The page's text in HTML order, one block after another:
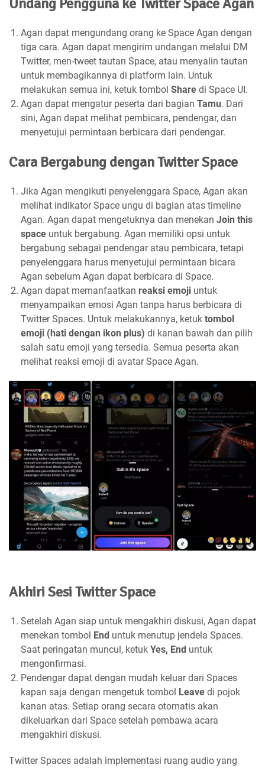
Agan dapat mengundang orang ke Space Agan dengan
tiga cara. Agan dapat mengirim undangan melalui DM
Twitter, men-tweet tautan Space, atau menyalin tautan
untuk membagikannya di platform lain. Untuk
melakukan semua ini, ketuk tombol Share di Space UI.
Agan dapat mengatur peserta dari bagian Tamu. Dari
sini, Agan dapat melihat pembicara, pendengar, dan
menyetujui permintaan berbicara dari pendengar.
Cara Bergabung dengan Twitter Space
Jika Agan mengikuti penyelenggara Space, Agan akan
melihat indikator Space ungu di bagian atas timeline
Agan. Agan dapat mengetuknya dan menekan Join this
space untuk bergabung. Agan memiliki opsi untuk
bergabung sebagai pendengar atau pembicara, tetapi
penyelenggara harus menyetujui permintaan bicara
Agan sebelum Agan dapat berbicara di Space.
Agan dapat memanfaatkan reaksi emoji untuk
menyampaikan emosi Agan tanpa harus berbicara di
Twitter Spaces. Untuk melakukannya, ketuk tombol
emoji (hati dengan ikon plus) di kanan bawah dan pilih
salah satu emoji yang tersedia. Semua peserta akan
melihat reaksi emoji di avatar Space Agan.
Akhiri Sesi Twitter Space
Setelah Agan siap untuk mengakhiri diskusi, Agan dapat
menekan tombol End untuk menutup jendela Spaces.
Saat peringatan muncul, ketuk Yes, End untuk
mengonfirmasi.
Pendengar dapat dengan mudah keluar dari Spaces
kapan saja dengan mengetuk tombol Leave di pojok
kanan atas. Setiap orang secara otomatis akan
dikeluarkan dari Space setelah pembawa acara
mengakhiri diskusi.
Twitter Spaces adalah implementasi ruang audio yang